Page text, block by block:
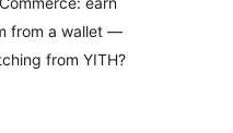
from a wallet —
from YITH?